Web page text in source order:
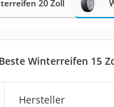
Autobatterie-
Diesel-Additiv
20 Zoll
Beste Winterreifen 15
Hersteller